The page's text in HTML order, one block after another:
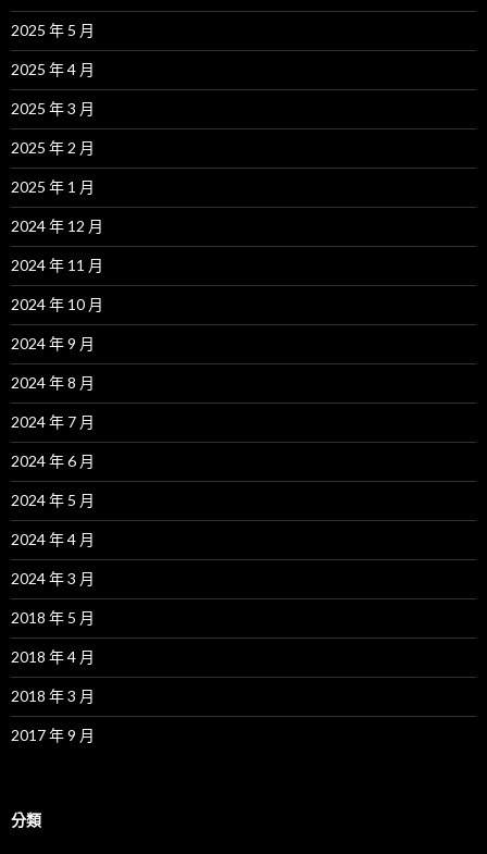
2025 年 5 月
2025 年 4 月
2025 年 3 月
2025 年 2 月
2025 年 1 月
2024 年 12 月
2024 年 11 月
2024 年 10 月
2024 年 9 月
2024 年 8 月
2024 年 7 月
2024 年 6 月
2024 年 5 月
2024 年 4 月
2024 年 3 月
2018 年 5 月
2018 年 4 月
2018 年 3 月
2017 年 9 月
分類